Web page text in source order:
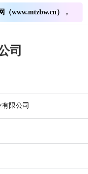
（www.mtzbw.cn），
司
限公司